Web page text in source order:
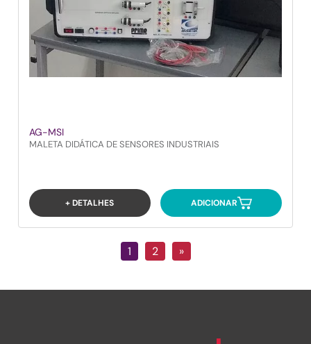
AG-MSI
MALETA DIDÁTICA DE SENSORES INDUSTRIAIS
+ DETALHES ADICIONAR
1 2 »